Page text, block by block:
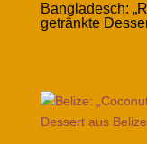
Bangladesch:
getränkte